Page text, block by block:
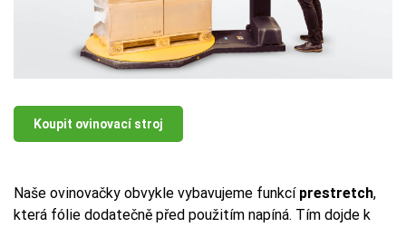
Koupit ovinovací stroj
Naše ovinovačky obvykle vybavujeme funkcí prestretch,
která fólie dodatečně před použitím napíná. Tím dojde k